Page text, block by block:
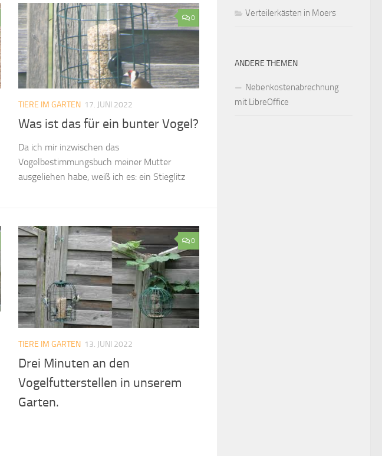
0
TIERE IM GARTEN 17. JUNI 2022
Was ist das für ein bunter Vogel?
Da ich mir inzwischen das
Vogelbestimmungsbuch meiner Mutter
ausgeliehen habe, weiß ich es: ein Stieglitz
0
TIERE IM GARTEN 13. JUNI 2022
Drei Minuten an den
Vogelfutterstellen in unserem
Garten.
Verteilerkästen in Moers
ANDERE THEMEN
Nebenkostenabrechnung
mit LibreOffice